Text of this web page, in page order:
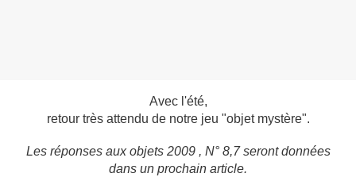
Avec l'été,
retour très attendu de notre jeu "objet mystère".
Les réponses aux objets 2009 , N° 8,7 seront données
dans un prochain article.